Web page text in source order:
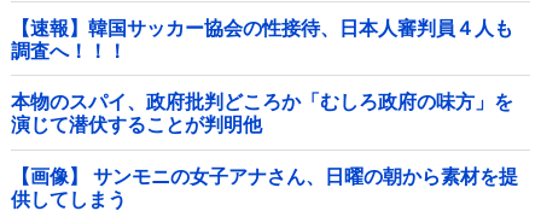
【速報】韓国サッカー協会の性接待、日本人審判員４人も
調査へ！！！
本物のスパイ、政府批判どころか「むしろ政府の味方」を
演じて潜伏することが判明他
【画像】 サンモニの女子アナさん、日曜の朝から素材を提
供してしまう